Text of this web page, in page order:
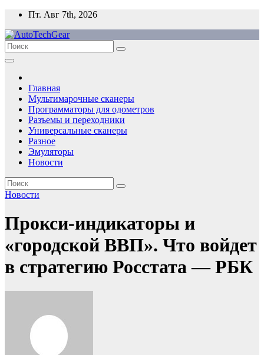
Перейти
содержимому
Пт. Авг 7th, 2026
Главная
Мультимарочные сканеры
Программаторы для одометров
Разъемы и переходники
Универсальные сканеры
Разное
Эмуляторы
Новости
Новости
Прокси-индикаторы и
«городской ВВП». Что войдет
в стратегию Росстата — РБК